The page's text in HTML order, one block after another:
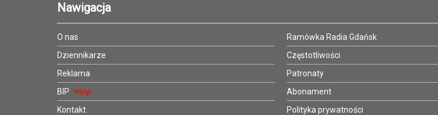
Nawigacja
O nas
Dziennikarze
Reklama
BIP
Kontakt
Ramówka Radia Gdańsk
Częstotliwości
Patronaty
Abonament
Polityka prywatności